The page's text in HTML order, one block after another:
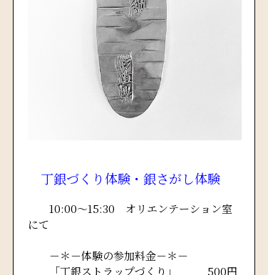
丁銀づくり体験・銀さがし体験
10:00～15:30 オリエンテーション室
にて
－＊－体験の参加料金－＊－
「丁銀ストラップづくり」
500円